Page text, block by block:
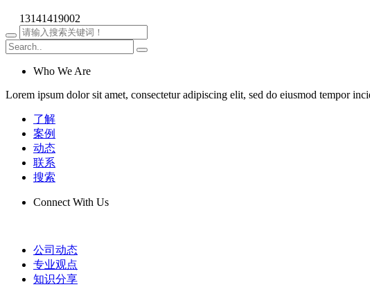
13141419002
Who We Are
Lorem ipsum dolor sit amet, consectetur adipiscing elit, sed do eiusmod tempor
了解
案例
动态
联系
搜索
Connect With Us
公司动态
专业观点
知识分享